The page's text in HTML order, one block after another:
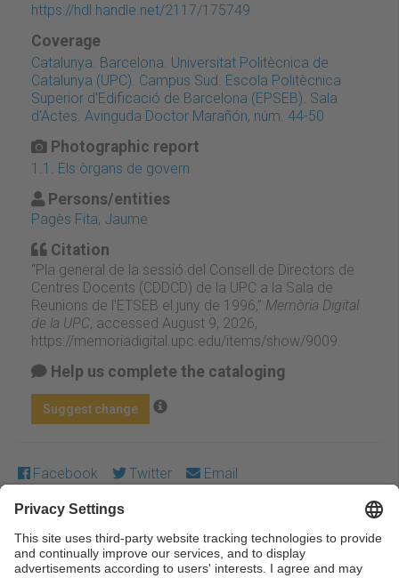
https://hdl.handle.net/2117/175749
Coverage
Catalunya. Barcelona. Universitat Politècnica de
Catalunya (UPC). Campus Sud. Escola Politècnica
Superior d'Edificació de Barcelona (EPSEB). Sala
d'Actes. Avinguda Doctor Marañón, núm. 44-50
Photographic report
1.1. Els òrgans de govern
Persons/entities
Pagès Fita, Jaume
Citation
“Pla general de la sessió del Consell de Directors de
Centres Docents (CDDCD) de la UPC a la Sala de
Reunions de l'ETSEB el juny de 1996,” Memòria Digital
de la UPC, accessed August 9, 2026,
https://memoriadigital.upc.edu/items/show/9009
Help us complete the cataloging
Suggest change
Facebook Twitter Email
Except where otherwise noted, content on this work is